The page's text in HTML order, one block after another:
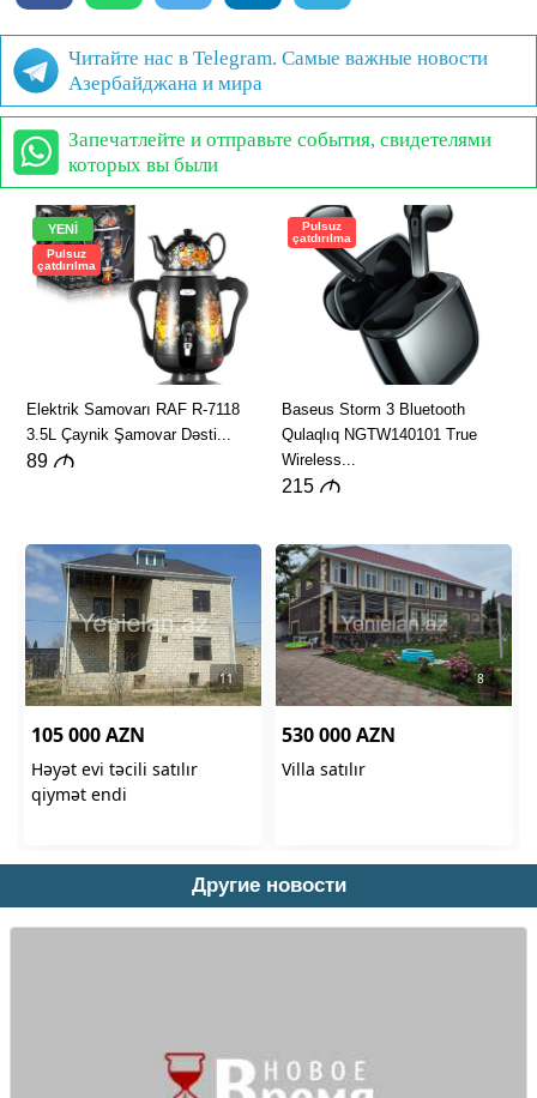
Читайте нас в Telegram. Самые важные новости
Азербайджана и мира
Запечатлейте и отправьте события, свидетелями
которых вы были
Другие новости